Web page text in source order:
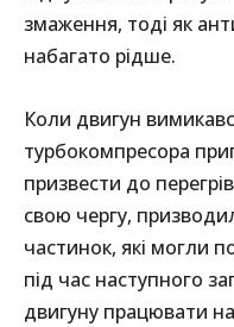
змаження, тоді як
набагато рідше.
Коли двигун
турбокомпресора
призвести до
свою чергу,
частинок, які могли
під час наступного
двигуну працювати